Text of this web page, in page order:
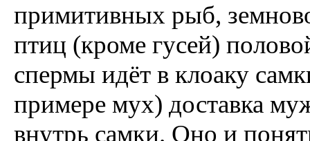
примитивных рыб,
птиц (кроме гусей)
спермы идёт в клоаку
примере мух) доставка
внутрь самки. Оно и